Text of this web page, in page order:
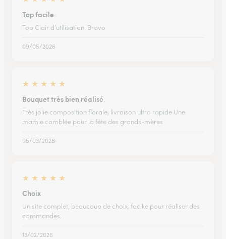
Top facile
Top Clair d’utilisation. Bravo
09/05/2026
★ ★ ★ ★ ★
Bouquet très bien réalisé
Très jolie composition florale, livraison ultra rapide Une
mamie comblée pour la fête des grands-mères
05/03/2026
★ ★ ★ ★ ★
Choix
Un site complet, beaucoup de choix, facike pour réaliser des
commandes.
13/02/2026